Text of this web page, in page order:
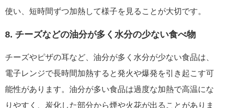
使い、短時間ずつ加熱して様子を見ることが大切です。
8. チーズなどの油分が多く水分の少ない食べ物
チーズやピザの耳など、油分が多く水分が少ない食品は、
電子レンジで長時間加熱すると発火や爆発を引き起こす可
能性があります。油分が多い食品は過度な加熱で高温にな
りやすく、炭化した部分から煙や火花が出ることがありま